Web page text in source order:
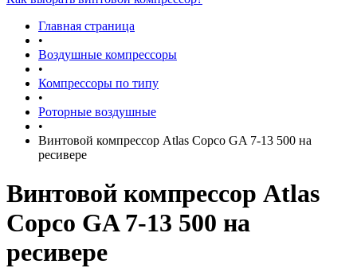
Главная страница
•
Воздушные компрессоры
•
Компрессоры по типу
•
Роторные воздушные
•
Винтовой компрессор Atlas Copco GA 7-13 500 на
ресивере
Винтовой компрессор Atlas
Copco GA 7-13 500 на
ресивере